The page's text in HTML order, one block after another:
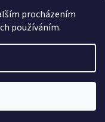
procházením
používáním.
igelitové pytle,
vyhrazena.